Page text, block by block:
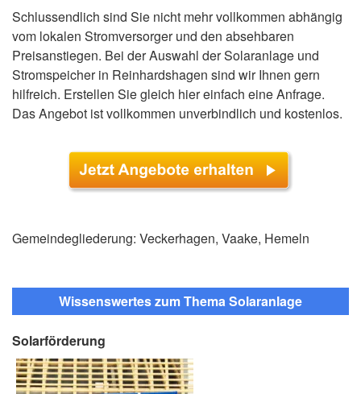
Schlussendlich sind Sie nicht mehr vollkommen abhängig
vom lokalen Stromversorger und den absehbaren
Preisanstiegen. Bei der Auswahl der Solaranlage und
Stromspeicher in Reinhardshagen sind wir Ihnen gern
hilfreich. Erstellen Sie gleich hier einfach eine Anfrage.
Das Angebot ist vollkommen unverbindlich und kostenlos.
Gemeindegliederung: Veckerhagen, Vaake, Hemeln
Wissenswertes zum Thema Solaranlage
Solarförderung